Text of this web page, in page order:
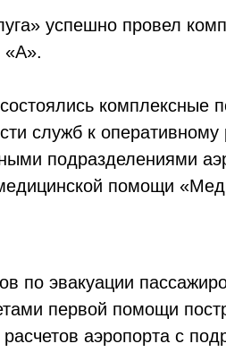
успешно провел
«А».
служб к
подразделениями
помощи
по эвакуации
первой помощи
аэропорта с